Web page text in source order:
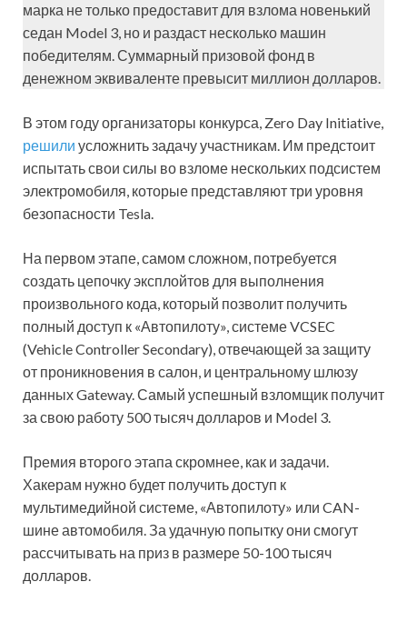
марка не только предоставит для взлома новенький
седан Model 3, но и раздаст несколько машин
победителям. Суммарный призовой фонд в
денежном эквиваленте превысит миллион долларов.
В этом году организаторы конкурса, Zero Day Initiative,
решили усложнить задачу участникам. Им предстоит
испытать свои силы во взломе нескольких подсистем
электромобиля, которые представляют три уровня
безопасности Tesla.
На первом этапе, самом сложном, потребуется
создать цепочку эксплойтов для выполнения
произвольного кода, который позволит получить
полный доступ к «Автопилоту», системе VCSEC
(Vehicle Controller Secondary), отвечающей за защиту
от проникновения в салон, и центральному шлюзу
данных Gateway. Самый успешный взломщик получит
за свою работу 500 тысяч долларов и Model 3.
Премия второго этапа скромнее, как и задачи.
Хакерам нужно будет получить доступ к
мультимедийной системе, «Автопилоту» или CAN-
шине автомобиля. За удачную попытку они смогут
рассчитывать на приз в размере 50-100 тысяч
долларов.